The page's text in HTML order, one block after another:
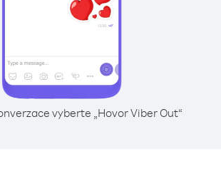
vyberte „Hovor Viber Out“